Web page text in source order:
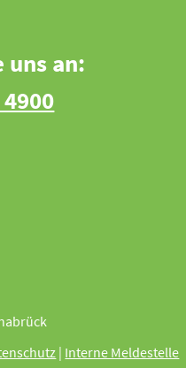
uns an:
| Interne Meldestelle